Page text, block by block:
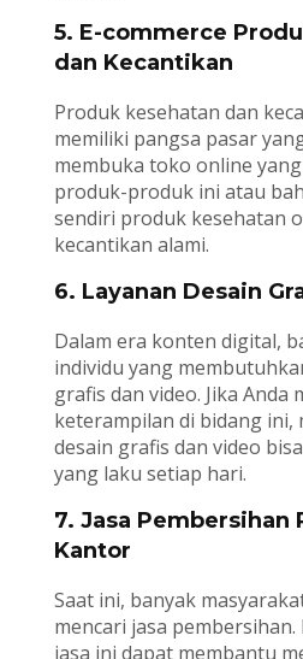
5. E-commerce
dan Kecantikan
Produk kesehatan dan
memiliki pangsa pasar
membuka toko online
produk-produk ini atau
sendiri produk kesehatan
kecantikan alami.
6. Layanan Desain
Dalam era konten digital,
individu yang
grafis dan video. Jika Anda
keterampilan di bidang ini,
desain grafis dan video
yang laku setiap hari.
7. Jasa Pembersihan
Kantor
Saat ini, banyak
mencari jasa pembersihan.
jasa ini dapat membantu